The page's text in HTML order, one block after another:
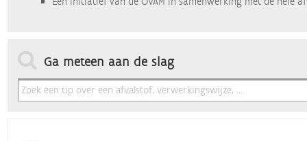
Ga meteen aan de slag